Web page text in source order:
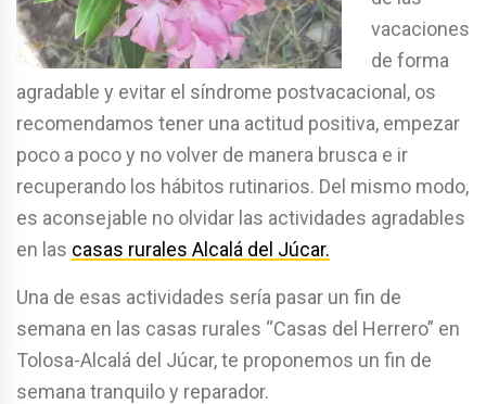
vacaciones
de forma
agradable y evitar el síndrome postvacacional, os
recomendamos tener una actitud positiva, empezar
poco a poco y no volver de manera brusca e ir
recuperando los hábitos rutinarios. Del mismo modo,
es aconsejable no olvidar las actividades agradables
en las casas rurales Alcalá del Júcar.
Una de esas actividades sería pasar un fin de
semana en las casas rurales “Casas del Herrero” en
Tolosa-Alcalá del Júcar, te proponemos un fin de
semana tranquilo y reparador.